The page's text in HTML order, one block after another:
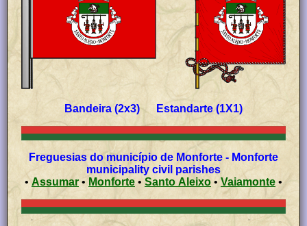
Bandeira (2x3) Estandarte (1X1)
Freguesias do município de Monforte - Monforte
municipality civil parishes
•Assumar • Monforte • Santo Aleixo • Vaiamonte •